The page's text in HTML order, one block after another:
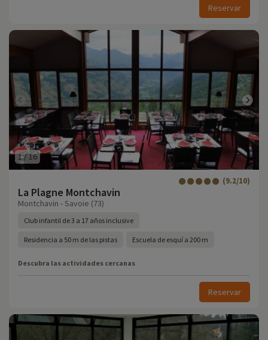
Reservar
1/16
La Plagne Montchavin
(9.2/10)
Montchavin - Savoie (73)
Club infantil de 3 a 17 años inclusive
Residencia a 50 m de las pistas Escuela de esquí a 200 m
Descubra las actividades cercanas
Reservar